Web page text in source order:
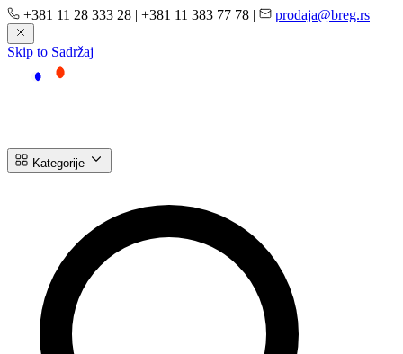
+381 11 28 333 28 | +381 11 383 77 78 | prodaja@breg.rs
Skip to Sadržaj
Kategorije